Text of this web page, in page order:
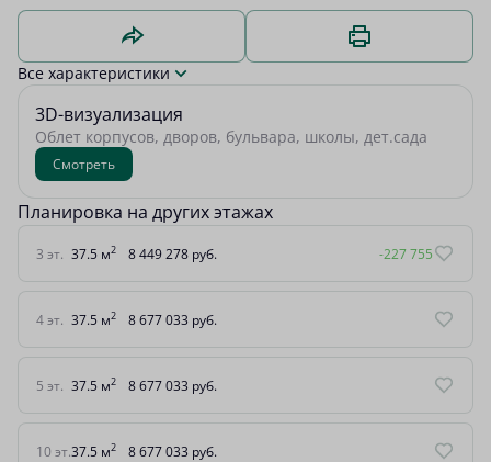
Все характеристики
3D-визуализация
Облет корпусов, дворов, бульвара, школы, дет.сада
Смотреть
Планировка на других этажах
3 эт. 37.5 м2 8 449 278 руб. -227 755
4 эт. 37.5 м2 8 677 033 руб.
5 эт. 37.5 м2 8 677 033 руб.
10 эт.37.5 м2 8 677 033 руб.